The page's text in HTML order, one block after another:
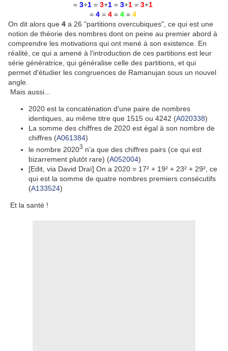
= 3+1 = 3+1 = 3+1 = 3+1
= 4 = 4 = 4 = 4
On dit alors que 4 a 26 "partitions overcubiques", ce qui est une
notion de théorie des nombres dont on peine au premier abord à
comprendre les motivations qui ont mené à son existence. En
réalité, ce qui a amené à l'introduction de ces partitions est leur
série génératrice, qui généralise celle des partitions, et qui
permet d'étudier les congruences de Ramanujan sous un nouvel
angle.
Mais aussi...
2020 est la concaténation d'une paire de nombres
identiques, au même titre que 1515 ou 4242 (A020338)
La somme des chiffres de 2020 est égal à son nombre de
chiffres (A061384)
le nombre 20203 n'a que des chiffres pairs (ce qui est
bizarrement plutôt rare) (A052004)
[Edit, via David Draï] On a 2020 = 17² + 19² + 23² + 29², ce
qui est la somme de quatre nombres premiers consécutifs
(A133524)
Et la santé !